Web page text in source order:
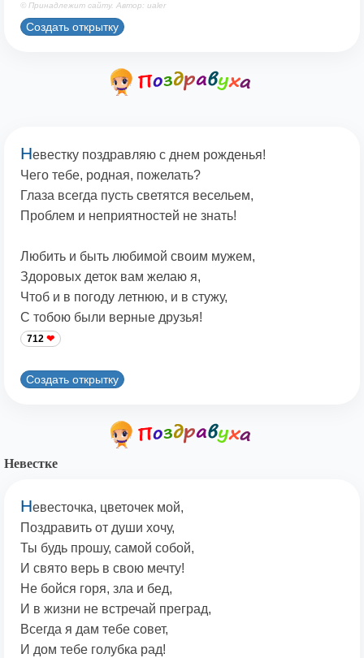
© Принадлежит сайту. Автор: ualer
Создать открытку
Невестку поздравляю с днем рожденья!
Чего тебе, родная, пожелать?
Глаза всегда пусть светятся весельем,
Проблем и неприятностей не знать!
Любить и быть любимой своим мужем,
Здоровых деток вам желаю я,
Чтоб и в погоду летнюю, и в стужу,
С тобою были верные друзья!
712
Создать открытку
Невестке
Невесточка, цветочек мой,
Поздравить от души хочу,
Ты будь прошу, самой собой,
И свято верь в свою мечту!
Не бойся горя, зла и бед,
И в жизни не встречай преград,
Всегда я дам тебе совет,
И дом тебе голубка рад!